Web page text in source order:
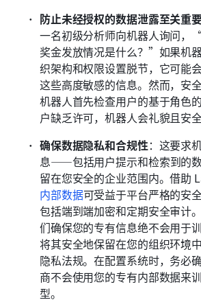
防止未经授权的数据泄露至关重要
一名初级分析师向机器人询问，
奖金发放情况是什么？”如果机
织架构和权限设置脱节，它可能
这些高度敏感的信息。然而，安
机器人首先检查用户的基于角色
户缺乏许可，机器人会礼貌且安
确保数据隐私和合规性：这要求
息——包括用户提示和检索到的
留在您安全的企业范围内。借助
内部数据可受益于平台严格的安
包括端到端加密和定期安全审计
们确保您的专有信息绝不会用于
将其安全地保留在您的组织环境
隐私法规。在配置系统时，务必
商不会使用您的专有内部数据来
型。